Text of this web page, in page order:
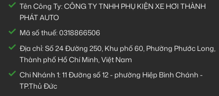
Tên Công Ty: CÔNG TY TNHH PHỤ KIỆN XE HƠI THÀNH
PHÁT AUTO
Mã số thuế: 0318866506
Địa chỉ: Số 24 Đường 250, Khu phố 60, Phường Phước Long,
Thành phố Hồ Chí Minh, Việt Nam
Chi Nhánh 1:11 Đường số 12 - phường Hiệp Bình Chánh -
TP.Thủ Đức